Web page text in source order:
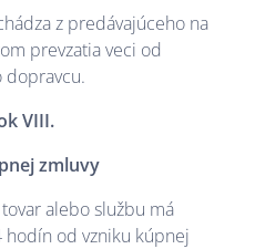
z predávajúceho na
prevzatia veci od
dopravcu.
VIII.
zmluvy
alebo službu má
od vzniku kúpnej